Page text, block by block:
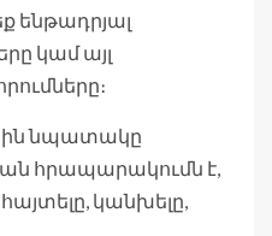
ենթադրյալ
կամ այլ
նպատակը
հրապարակումն է,
կանխելը,